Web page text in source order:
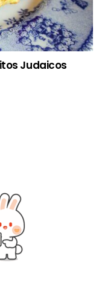
Judaicos